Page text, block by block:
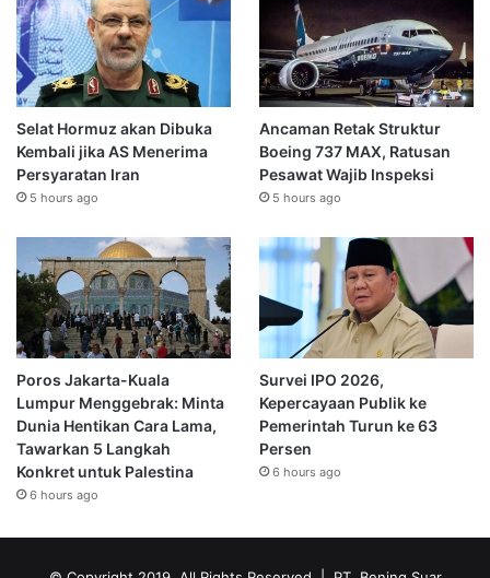
Selat Hormuz akan Dibuka
Kembali jika AS Menerima
Persyaratan Iran
5 hours ago
Ancaman Retak Struktur
Boeing 737 MAX, Ratusan
Pesawat Wajib Inspeksi
5 hours ago
Poros Jakarta-Kuala
Lumpur Menggebrak: Minta
Dunia Hentikan Cara Lama,
Tawarkan 5 Langkah
Konkret untuk Palestina
6 hours ago
Survei IPO 2026,
Kepercayaan Publik ke
Pemerintah Turun ke 63
Persen
6 hours ago